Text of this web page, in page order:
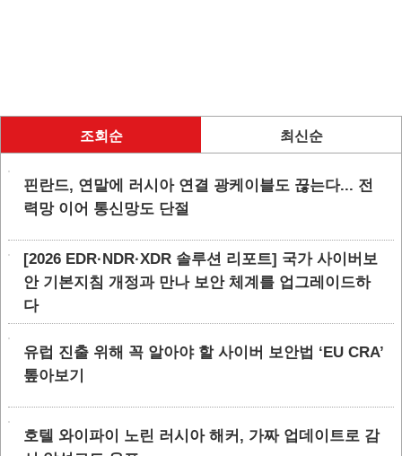
조회순 최신순
핀란드, 연말에 러시아 연결 광케이블도 끊는다... 전
력망 이어 통신망도 단절
[2026 EDR·NDR·XDR 솔루션 리포트] 국가 사이버보
안 기본지침 개정과 만나 보안 체계를 업그레이드하
다
유럽 진출 위해 꼭 알아야 할 사이버 보안법 ‘EU CRA’
톺아보기
호텔 와이파이 노린 러시아 해커, 가짜 업데이트로 감